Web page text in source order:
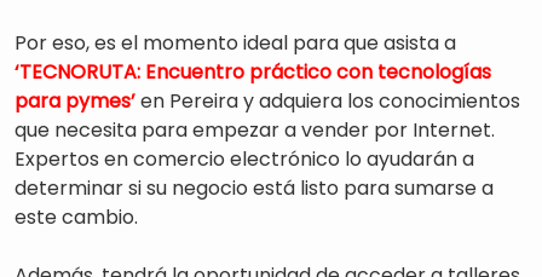
Por eso, es el momento ideal para que asista a
‘TECNORUTA: Encuentro práctico con tecnologías
para pymes’en Pereira y adquiera los conocimientos
que necesita para empezar a vender por Internet.
Expertos en comercio electrónico lo ayudarán a
determinar si su negocio está listo para sumarse a
este cambio.